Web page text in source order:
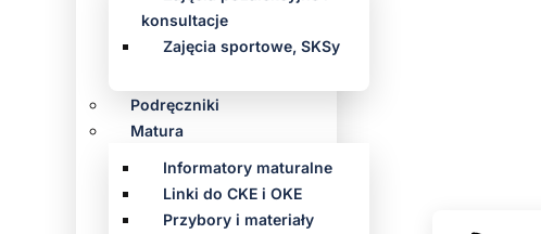
konsultacje
Zajęcia sportowe, SKSy
Podręczniki
Matura
Informatory maturalne
Linki do CKE i OKE
Przybory i materiały